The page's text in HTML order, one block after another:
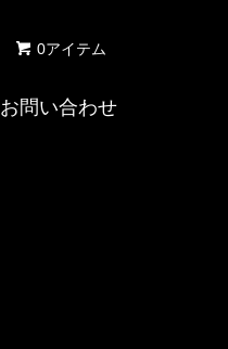
0アイテム
お問い合わせ